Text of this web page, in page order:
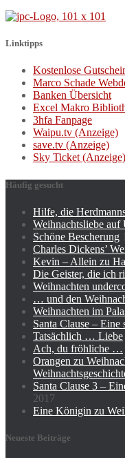
Linktipps
Kostenlose
Marco Schade
Banken Übersicht
Excel Makro
3hfa Fanpage
Waipu.tv (Anzeige)
save.tv (Anzeige)
Sky Ticket (Anzeige)
Häufig gesucht
Hilfe, die
Weihnachtsliebe auf
Schöne Bescherung
Charles Dickens’
Kevin – Allein zu
Die Geister, die ich
Weihnachten
… und den
Weihnachten im
Santa Clause – Eine
Tatsächlich … Liebe
Ach, du fröhliche …
Orangen zu
Santa Clause 3 –
2017
Eine Königin zu
Neueste Beiträge